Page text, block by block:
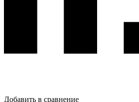
Добавить в сравнение